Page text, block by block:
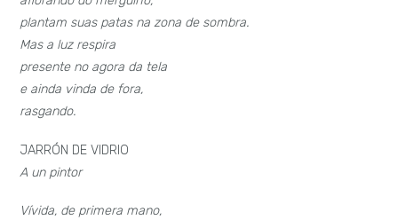
plantam suas patas na zona de sombra.
Mas a luz respira
presente no agora da tela
e ainda vinda de fora,
rasgando.
JARRÓN DE VIDRIO
A un pintor
Vívida, de primera mano,